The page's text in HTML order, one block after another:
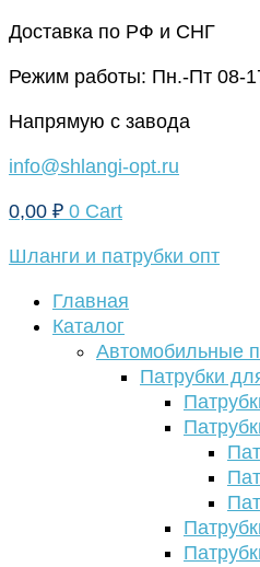
Перейти
содержимому
Доставка по РФ и СНГ
Режим работы: Пн.-Пт 08-
Напрямую с завода
info@shlangi-opt.ru
0,00 ₽ 0 Cart
Шланги и патрубки опт
Главная
Каталог
Автомобильные
Патрубки